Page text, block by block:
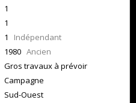
1
1
1 Indépendant
1980 Ancien
Gros travaux à prévoir
Campagne
Sud-Ouest